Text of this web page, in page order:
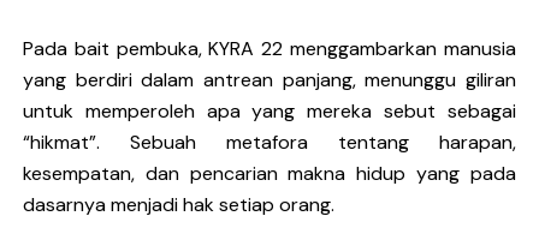
Pada bait pembuka, KYRA 22 menggambarkan manusia
yang berdiri dalam antrean panjang, menunggu giliran
untuk memperoleh apa yang mereka sebut sebagai
“hikmat”. Sebuah metafora tentang harapan,
kesempatan, dan pencarian makna hidup yang pada
dasarnya menjadi hak setiap orang.